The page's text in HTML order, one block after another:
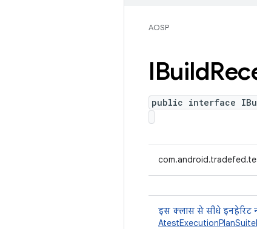
AOSP
IBuild
public interface
इस क्लास से सीधे इनहेरिट